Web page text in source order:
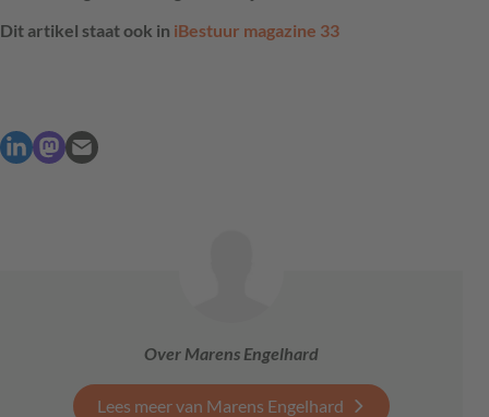
Dit artikel staat ook in iBestuur magazine 33
Over Marens Engelhard
Lees meer van Marens Engelhard